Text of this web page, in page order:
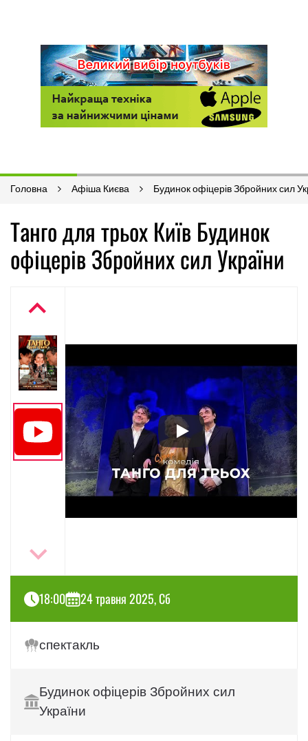
Головна Афіша Києва Будинок офіцерів Збройних сил
Танго для трьох Київ Будинок
офіцерів Збройних сил України
18:00 24 травня 2025, Сб
спектакль
Будинок офіцерів Збройних сил
України